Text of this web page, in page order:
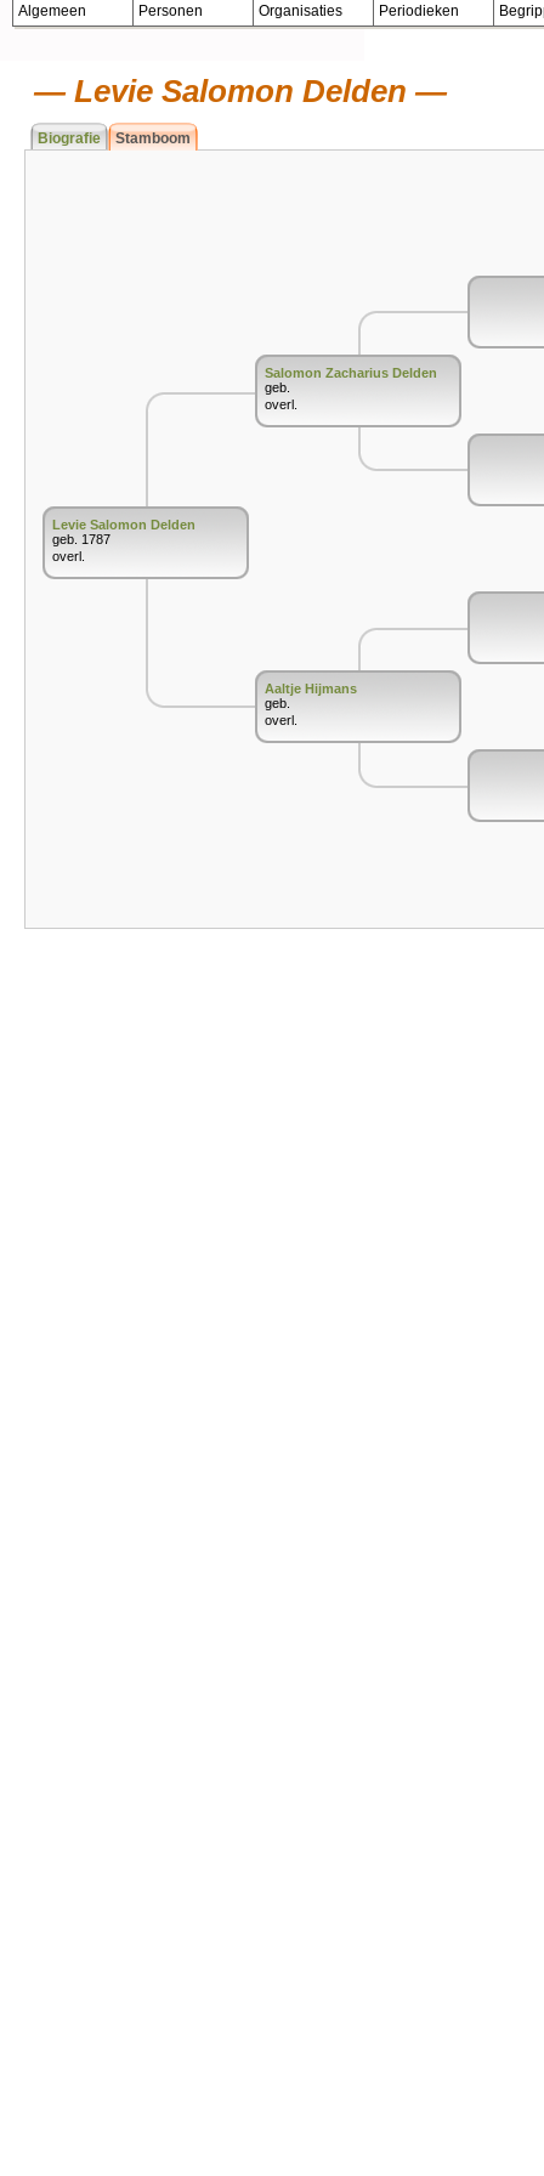
Algemeen Personen Organisaties Periodieken
Levie Salomon Delden
Biografie Stamboom
Levie Salomon Delden
geb. 1787
overl.
Salomon Zacharius Delden
geb.
overl.
Aaltje Hijmans
geb.
overl.